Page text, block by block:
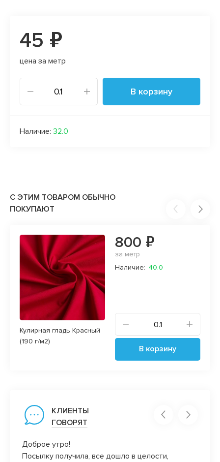
45 ₽
цена за метр
В корзину
Наличие: 32.0
С ЭТИМ ТОВАРОМ ОБЫЧНО
ПОКУПАЮТ
Кулирная гладь Красный
(190 г/м2)
800 ₽
за метр
Наличие: 40.0
В корзину
КЛИЕНТЫ
ГОВОРЯТ
Доброе утро!
Посылку получила, все дошло в целости,